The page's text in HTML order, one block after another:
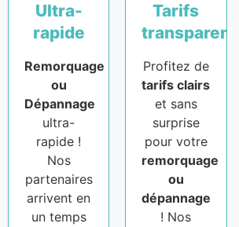
Ultra-
rapide
Remorquage
ou
Dépannage
ultra-
rapide !
Nos
partenaires
arrivent en
un temps
Tarifs
transparents
Profitez de
tarifs clairs
et sans
surprise
pour votre
remorquage
ou
dépannage
! Nos